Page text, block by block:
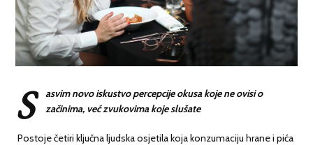
S
asvim novo iskustvo percepcije okusa koje ne ovisi o
začinima, već zvukovima koje slušate
Postoje četiri ključna ljudska osjetila koja konzumaciju hrane i pića